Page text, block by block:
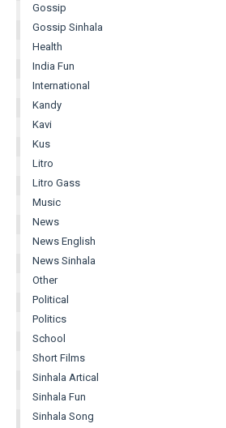
Gossip
Gossip Sinhala
Health
India Fun
International
Kandy
Kavi
Kus
Litro
Litro Gass
Music
News
News English
News Sinhala
Other
Political
Politics
School
Short Films
Sinhala Artical
Sinhala Fun
Sinhala Song